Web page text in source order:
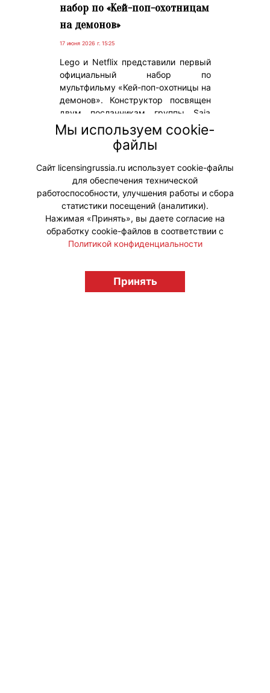
набор по «Кей-поп-охотницам
на демонов»
17 июня 2026 г. 15:25
Lego и Netflix представили первый
официальный набор по
мультфильму «Кей-поп-охотницы на
демонов». Конструктор посвящен
двум посланникам группы Saja
Boys – тигру Дерпи и птице Сусси.
Новинка уже доступна для
предзаказа, а в продажу поступит
1 августа.
#Коллаборации #ПродвижениеБренда
licensingrussia.ru, 2009-2026 12+
Мы используем cookie-
файлы
Сайт licensingrussia.ru использует cookie-файлы
для обеспечения технической
работоспособности, улучшения работы и сбора
статистики посещений (аналитики).
Нажимая «Принять», вы даете согласие на
обработку cookie-файлов в соответствии с
Политикой конфиденциальности
Принять